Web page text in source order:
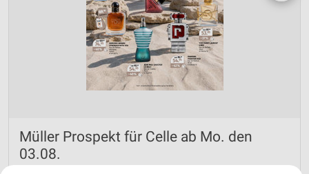
Müller Prospekt für Celle ab Mo. den
03.08.